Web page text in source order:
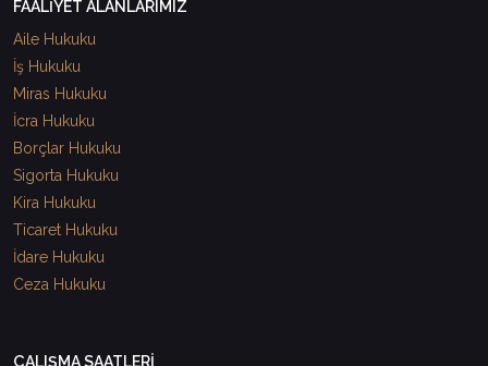
FAALİYET ALANLARIMIZ
Aile Hukuku
İş Hukuku
Miras Hukuku
İcra Hukuku
Borçlar Hukuku
Sigorta Hukuku
Kira Hukuku
Ticaret Hukuku
İdare Hukuku
Ceza Hukuku
ÇALIŞMA SAATLERİ